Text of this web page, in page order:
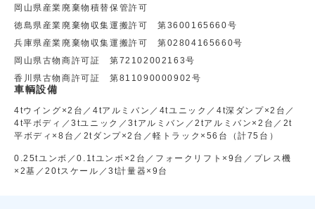
岡山県産業廃棄物積替保管許可
徳島県産業廃棄物収集運搬許可 第3600165660号
兵庫県産業廃棄物収集運搬許可 第02804165660号
岡山県古物商許可証 第72102002163号
香川県古物商許可証 第811090000902号
車輌設備
4tウイング×2台／4tアルミバン／4tユニック／4t深ダンプ×2台／
4t平ボディ／3tユニック／3tアルミバン／2tアルミバン×2台／2t
平ボディ×8台／2tダンプ×2台／軽トラック×56台（計75台）
0.25tユンボ／0.1tユンボ×2台／フォークリフト×9台／プレス機
×2基／20tスケール／3t計量器×9台